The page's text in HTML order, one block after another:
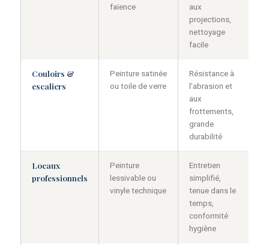
faïence
aux
projections,
nettoyage
facile
Couloirs &
escaliers
Peinture satinée
ou toile de verre
Résistance à
l’abrasion et
aux
frottements,
grande
durabilité
Locaux
professionnels
Peinture
lessivable ou
vinyle technique
Entretien
simplifié,
tenue dans le
temps,
conformité
hygiène